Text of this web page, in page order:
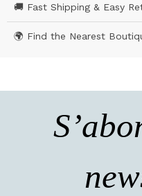
🚚 Fast Shipping & Easy
🌍 Find the Nearest